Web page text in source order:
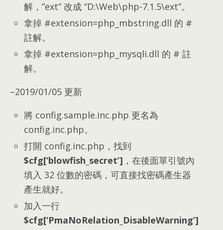
解 ，”ext” 改成 “D:\Web\php-7.1.5\ext”。
拿掉 #extension=php_mbstring.dll 的 #
註解。
拿掉 #extension=php_mysqli.dll 的 #註
解。
–2019/01/05 更新
將 config.sample.inc.php 更名為
config.inc.php。
打開 config.inc.php ，找到
$cfg[‘blowfish_secret’] ，在後面單引號內
填入 32位數的密碼 ，可直接找密碼產生器
產生就好。
加入一行
$cfg[‘PmaNoRelation_DisableWarning’]